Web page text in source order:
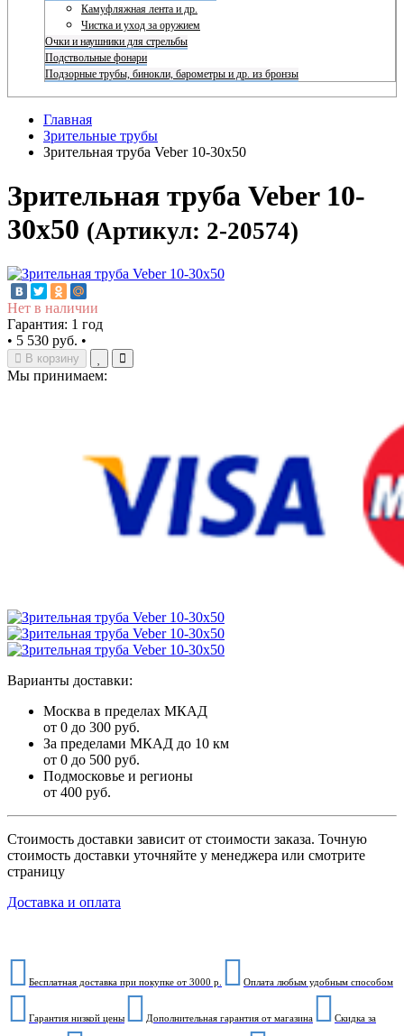
Камуфляжная лента и др.
Чистка и уход за оружием
Очки и наушники для стрельбы
Подствольные фонари
Подзорные трубы, бинокли, барометры и др. из бронзы
Главная
Зрительные трубы
Зрительная труба Veber 10-30x50
Зрительная труба Veber 10-
30x50 (Артикул: 2-20574)
Нет в наличии
Гарантия: 1 год
• 5 530 руб. •
В корзину
Мы принимаем:
Варианты доставки:
Москва в пределах МКАД
от 0 до 300 руб.
За пределами МКАД до 10 км
от 0 до 500 руб.
Подмосковье и регионы
от 400 руб.
Стоимость доставки зависит от стоимости заказа. Точную
стоимость доставки уточняйте у менеджера или смотрите
страницу
Доставка и оплата
Бесплатная доставка при покупке от 3000 р. Оплата любым удобным способом
Гарантия низкой цены Дополнительная гарантия от магазина Скидка за